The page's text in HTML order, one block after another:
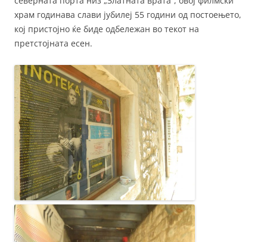
храм годинава слави јубилеј 55 години од постоењето,
кој пристојно ќе биде одбележан во текот на
претстојната есен.